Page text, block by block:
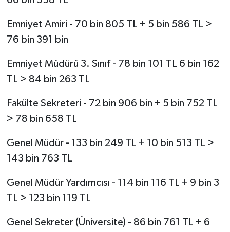
Emniyet Amiri - 70 bin 805 TL + 5 bin 586 TL >
76 bin 391 bin
Emniyet Müdürü 3. Sınıf - 78 bin 101 TL 6 bin 162
TL > 84 bin 263 TL
Fakülte Sekreteri - 72 bin 906 bin + 5 bin 752 TL
> 78 bin 658 TL
Genel Müdür - 133 bin 249 TL + 10 bin 513 TL >
143 bin 763 TL
Genel Müdür Yardımcısı - 114 bin 116 TL + 9 bin 3
TL > 123 bin 119 TL
Genel Sekreter (Üniversite) - 86 bin 761 TL + 6